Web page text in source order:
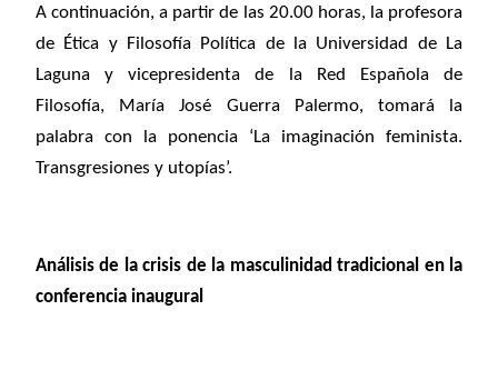
A continuación, a partir de las 20.00 horas, la profesora
de Ética y Filosofía Política de la Universidad de La
Laguna y vicepresidenta de la Red Española de
Filosofía, María José Guerra Palermo, tomará la
palabra con la ponencia ‘La imaginación feminista.
Transgresiones y utopías’.
Análisis de la crisis de la masculinidad tradicional en la
conferencia inaugural